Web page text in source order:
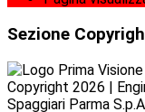
Sezione
Copyright 2026 |
Spaggiari Parma